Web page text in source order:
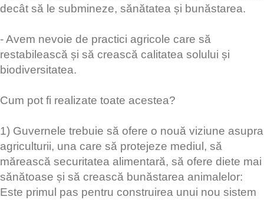
decât să le submineze, sănătatea și bunăstarea.
- Avem nevoie de practici agricole care să
restabilească și să crească calitatea solului și
biodiversitatea.
Cum pot fi realizate toate acestea?
1) Guvernele trebuie să ofere o nouă viziune asupra
agriculturii, una care să protejeze mediul, să
mărească securitatea alimentară, să ofere diete mai
sănătoase și să crească bunăstarea animalelor:
Este primul pas pentru construirea unui nou sistem